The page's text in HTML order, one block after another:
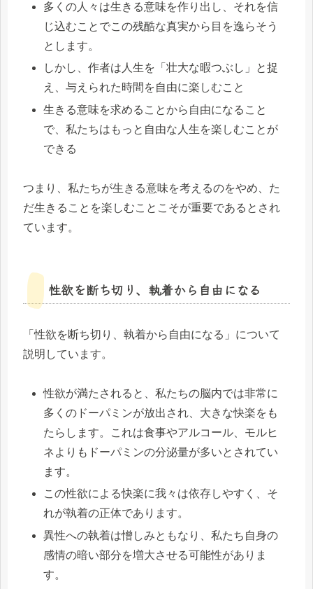
多くの人々は生きる意味を作り出し、それを信
じ込むことでこの残酷な真実から目を逸らそう
とします。
しかし、作者は人生を「壮大な暇つぶし」と捉
え、与えられた時間を自由に楽しむこと
生きる意味を求めることから自由になること
で、私たちはもっと自由な人生を楽しむことが
できる
つまり、私たちが生きる意味を考えるのをやめ、た
だ生きることを楽しむことこそが重要であるとされ
ています。
性欲を断ち切り、執着から自由になる
「性欲を断ち切り、執着から自由になる」について
説明しています。
性欲が満たされると、私たちの脳内では非常に
多くのドーパミンが放出され、大きな快楽をも
たらします。これは食事やアルコール、モルヒ
ネよりもドーパミンの分泌量が多いとされてい
ます。
この性欲による快楽に我々は依存しやすく、そ
れが執着の正体であります。
異性への執着は憎しみともなり、私たち自身の
感情の暗い部分を増大させる可能性がありま
す。